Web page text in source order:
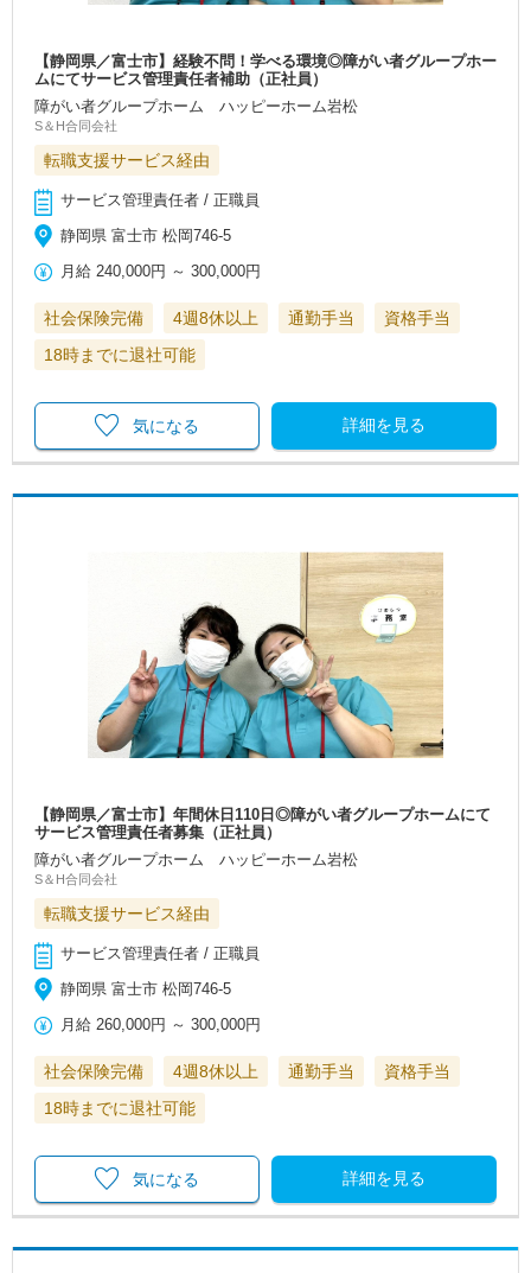
【静岡県／富士市】経験不問！学べる環境◎障がい者グループホー
ムにてサービス管理責任者補助（正社員）
障がい者グループホーム ハッピーホーム岩松
S＆H合同会社
転職支援サービス経由
サービス管理責任者 / 正職員
静岡県 富士市 松岡746-5
月給 240,000円 ～300,000円
社会保険完備 4週8休以上 通勤手当
資格手当
18時までに退社可能
詳細を見る
気になる
【静岡県／富士市】年間休日110日◎障がい者グループホームにて
サービス管理責任者募集（正社員）
障がい者グループホーム ハッピーホーム岩松
S＆H合同会社
転職支援サービス経由
サービス管理責任者 / 正職員
静岡県 富士市 松岡746-5
月給 260,000円 ～300,000円
社会保険完備 4週8休以上 通勤手当
資格手当
18時までに退社可能
詳細を見る
気になる